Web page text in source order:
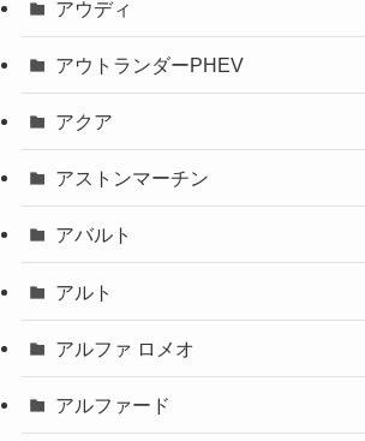
アウディ
アウトランダーPHEV
アクア
アストンマーチン
アバルト
アルト
アルファ ロメオ
アルファード